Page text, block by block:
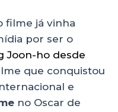
filme já vinha
por ser o
Joon-ho desde
que conquistou
e
no Oscar de